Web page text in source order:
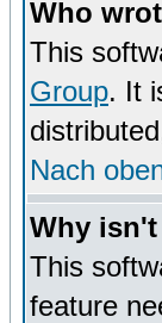
Who
This
Group. It
Nach
Why isn't
This
feature